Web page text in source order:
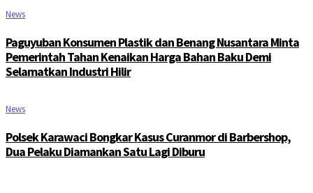
News
Paguyuban Konsumen Plastik dan Benang Nusantara Minta
Pemerintah Tahan Kenaikan Harga Bahan Baku Demi
Selamatkan Industri Hilir
News
Polsek Karawaci Bongkar Kasus Curanmor di Barbershop,
Dua Pelaku Diamankan Satu Lagi Diburu